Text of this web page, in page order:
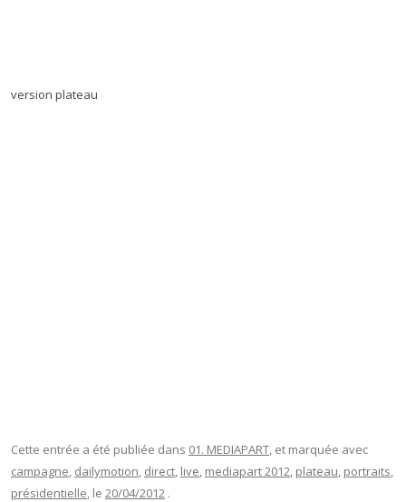
version plateau
Cette entrée a été publiée dans 01. MEDIAPART, et marquée avec
campagne, dailymotion, direct, live, mediapart 2012, plateau, portraits,
présidentielle, le 20/04/2012 .